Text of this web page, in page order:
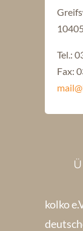
Tel.:
Fax:
kolko